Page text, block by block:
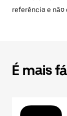
referência e não
É mais